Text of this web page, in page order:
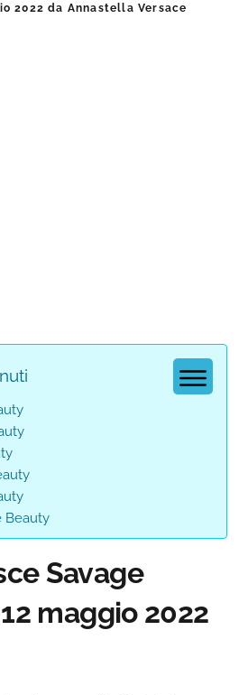
2022 da Annastella Versace
Beauty
Savage
maggio 2022